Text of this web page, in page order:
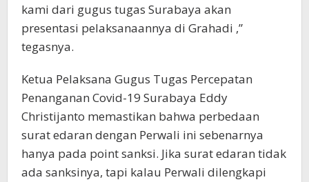
kami dari gugus tugas Surabaya akan
presentasi pelaksanaannya di Grahadi ,”
tegasnya.
Ketua Pelaksana Gugus Tugas Percepatan
Penanganan Covid-19 Surabaya Eddy
Christijanto memastikan bahwa perbedaan
surat edaran dengan Perwali ini sebenarnya
hanya pada point sanksi. Jika surat edaran tidak
ada sanksinya, tapi kalau Perwali dilengkapi